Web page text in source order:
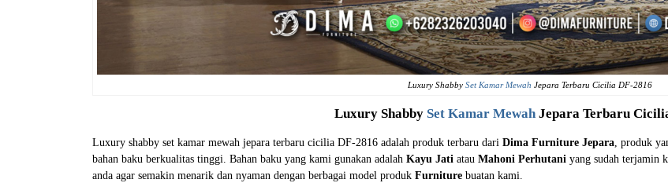
Luxury Shabby Set Kamar Mewah Jepara Terbaru Cicilia DF-2816
Luxury Shabby Set Kamar MewahJepara Terbaru
Luxury shabby set kamar mewah jepara terbaru cicilia DF-2816 adalah produk terbaru dari Dima Furniture Jepara, produk
bahan baku berkualitas tinggi. Bahan baku yang kami gunakan adalah Kayu Jati atau Mahoni Perhutani yang sudah terjamin
anda agar semakin menarik dan nyaman dengan berbagai model produk Furniture buatan kami.